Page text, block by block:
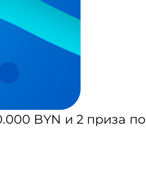
BYN и 2 приза по